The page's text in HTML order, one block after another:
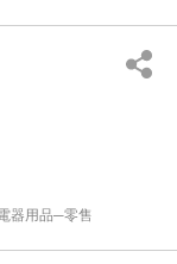
器用品─零售